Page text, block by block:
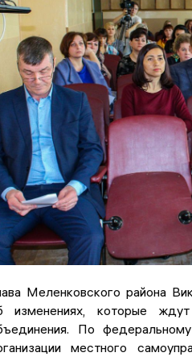
Меленковского района
изменениях, которые
По
местного